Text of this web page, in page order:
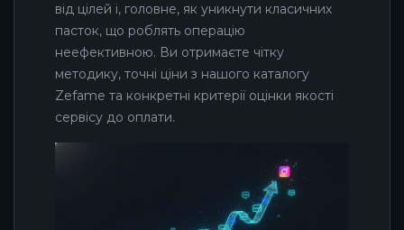
від цілей і, головне, як уникнути класичних
пасток, що роблять операцію
неефективною. Ви отримаєте чітку
методику, точні ціни з нашого каталогу
Zefame та конкретні критерії оцінки якості
сервісу до оплати.